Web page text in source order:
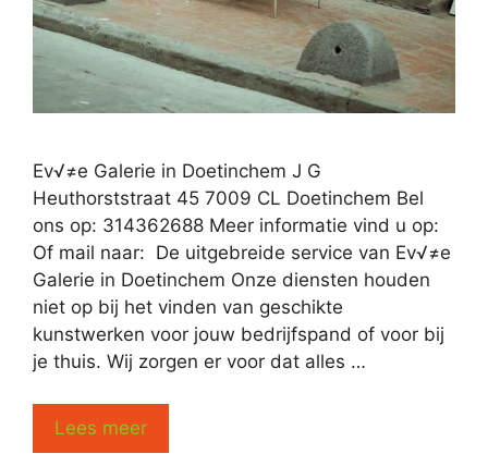
Ev√≠e Galerie in Doetinchem J G
Heuthorststraat 45 7009 CL Doetinchem Bel
ons op: 314362688 Meer informatie vind u op:
Of mail naar: De uitgebreide service van Ev√≠e
Galerie in Doetinchem Onze diensten houden
niet op bij het vinden van geschikte
kunstwerken voor jouw bedrijfspand of voor bij
je thuis. Wij zorgen er voor dat alles …
Lees meer